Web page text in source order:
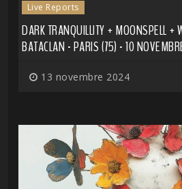
Live Reports
DARK TRANQUILLITY + MOONSPELL +
BATACLAN - PARIS (75) - 10
13 novembre 2024